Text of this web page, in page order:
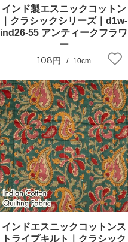
インド製エスニックコットン
｜クラシックシリーズ｜d1w-
ind26-55 アンティークフラワ
ー
108円 10cm
インドエスニックコットンス
トライプキルト｜クラシック